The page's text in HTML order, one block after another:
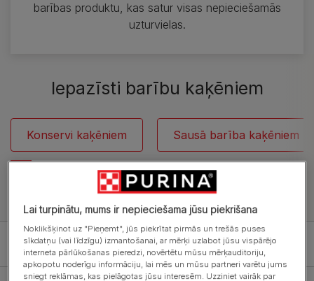
barības produktu, kas satur visas nepieciešamās
uzturvielas.
Iepazīsti barību kaķēniem
Konservi kaķēniem Sausā barība kaķēniem
Skatīt visus barības produktus kaķiem
Filter
Lai turpinātu, mums ir nepieciešama jūsu piekrišana
Noklikšķinot uz "Pieņemt", jūs piekrītat pirmās un trešās puses
sīkdatņu (vai līdzīgu) izmantošanai, ar mērķi uzlabot jūsu vispārējo
interneta pārlūkošanas pieredzi, novērtētu mūsu mērķauditoriju,
apkopotu noderīgu informāciju, lai mēs un mūsu partneri varētu jums
sniegt reklāmas, kas pielāgotas jūsu interesēm. Uzziniet vairāk par